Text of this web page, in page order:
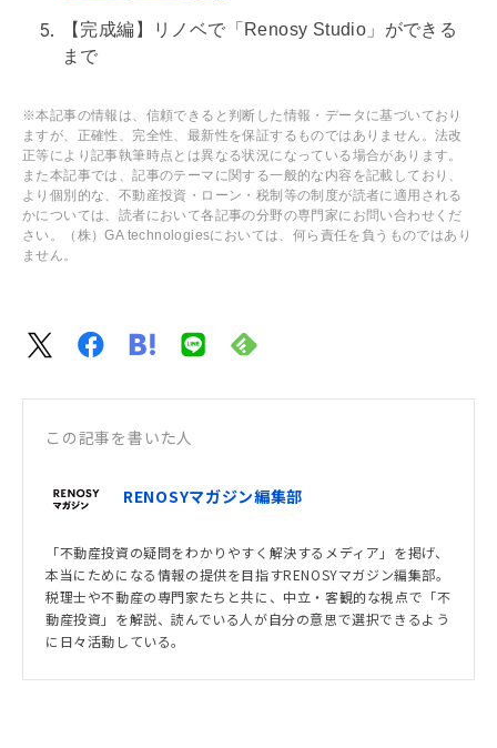
【完成編】リノベで「Renosy Studio」ができる
まで
※本記事の情報は、信頼できると判断した情報・データに基づいており
ますが、正確性、完全性、最新性を保証するものではありません。法改
正等により記事執筆時点とは異なる状況になっている場合があります。
また本記事では、記事のテーマに関する一般的な内容を記載しており、
より個別的な、不動産投資・ローン・税制等の制度が読者に適用される
かについては、読者において各記事の分野の専門家にお問い合わせくだ
さい。（株）GA technologiesにおいては、何ら責任を負うものではあり
ません。
この記事を書いた人
RENOSYマガジン編集部
「不動産投資の疑問をわかりやすく解決するメディア」を掲げ、
本当にためになる情報の提供を目指すRENOSYマガジン編集部。
税理士や不動産の専門家たちと共に、中立・客観的な視点で「不
動産投資」を解説、読んでいる人が自分の意思で選択できるよう
に日々活動している。